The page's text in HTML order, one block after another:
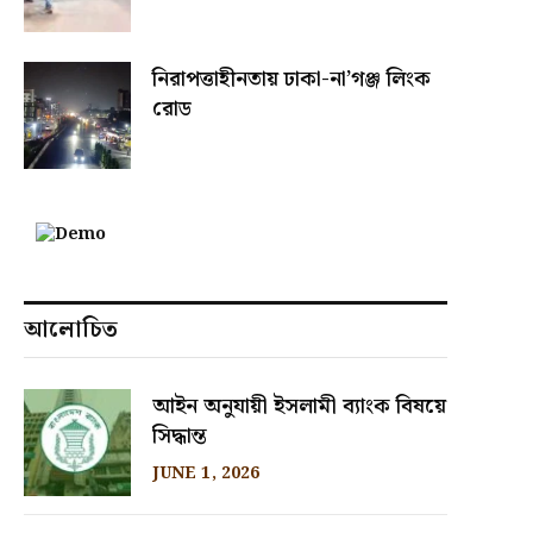
নিরাপত্তাহীনতায় ঢাকা-না’গঞ্জ লিংক
রোড
আলোচিত
আইন অনুযায়ী ইসলামী ব্যাংক বিষয়ে
সিদ্ধান্ত
JUNE 1, 2026